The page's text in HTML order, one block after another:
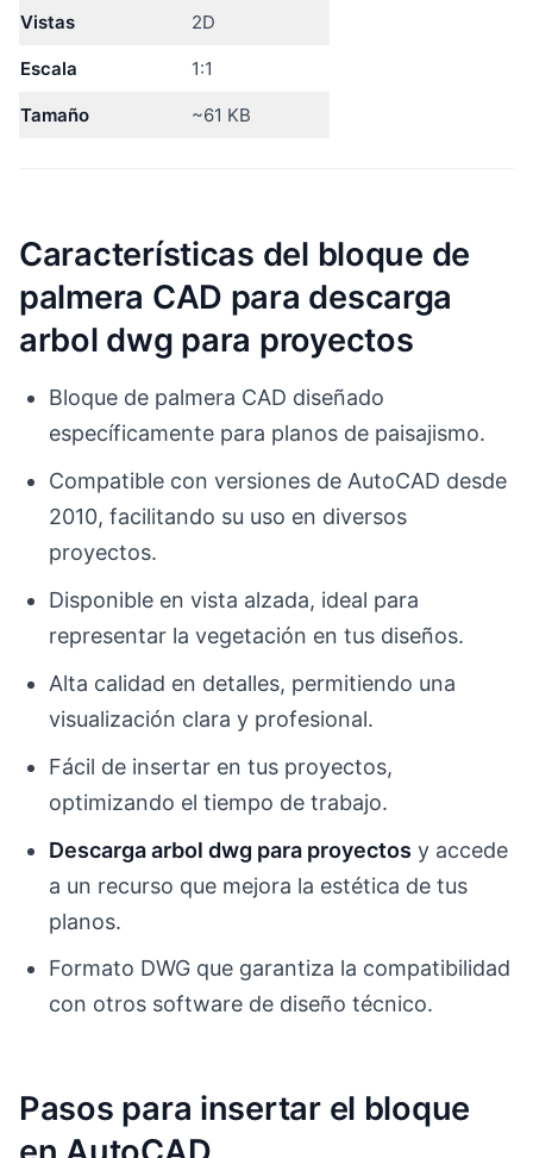
Vistas 2D
Escala 1:1
Tamaño ~61 KB
Características del bloque de
palmera CAD para descarga
arbol dwg para proyectos
Bloque de palmera CAD diseñado
específicamente para planos de paisajismo.
Compatible con versiones de AutoCAD desde
2010, facilitando su uso en diversos
proyectos.
Disponible en vista alzada, ideal para
representar la vegetación en tus diseños.
Alta calidad en detalles, permitiendo una
visualización clara y profesional.
Fácil de insertar en tus proyectos,
optimizando el tiempo de trabajo.
Descarga arbol dwg para proyectos y accede
a un recurso que mejora la estética de tus
planos.
Formato DWG que garantiza la compatibilidad
con otros software de diseño técnico.
Pasos para insertar el bloque